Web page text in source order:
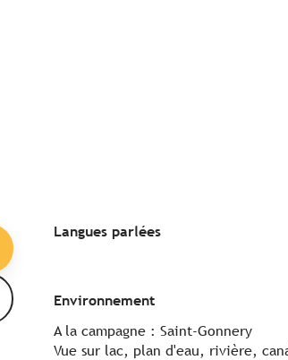
Langues parlées
Langues parlées
Environnement
Environnement
A la campagne : Saint-Gonnery
Vue sur lac, plan d'eau, rivière,